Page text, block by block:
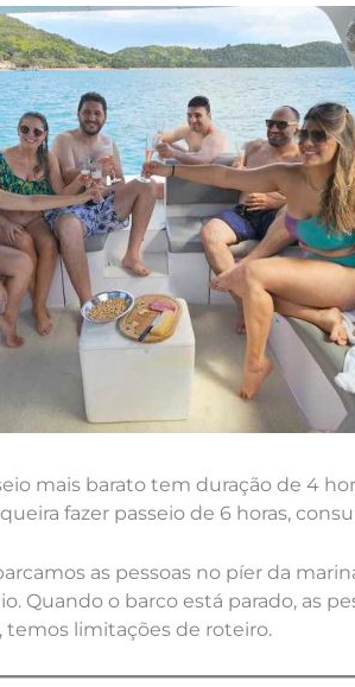
mais barato tem duração de 4
fazer passeio de 6 horas,
as pessoas no píer da
Quando o barco está parado, as
temos limitações de roteiro.